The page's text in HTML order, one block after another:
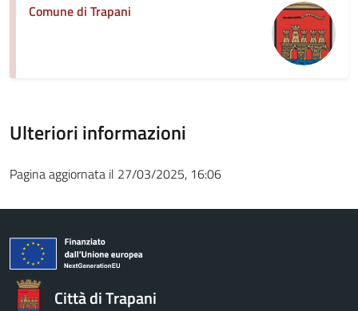
Comune di Trapani
Ulteriori informazioni
Pagina aggiornata il 27/03/2025, 16:06
Città di Trapani